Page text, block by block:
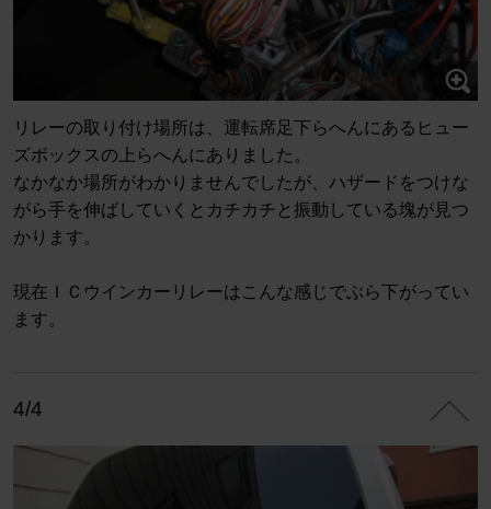
リレーの取り付け場所は、運転席足下らへんにあるヒュー
ズボックスの上らへんにありました。
なかなか場所がわかりませんでしたが、ハザードをつけな
がら手を伸ばしていくとカチカチと振動している塊が見つ
かります。
現在ＩＣウインカーリレーはこんな感じでぶら下がってい
ます。
4/4